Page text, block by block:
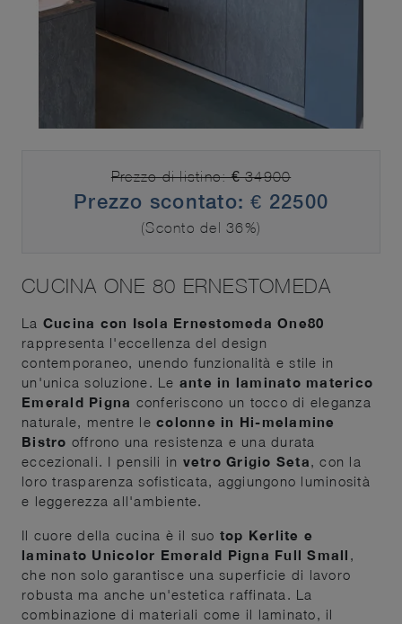
Prezzo di listino: € 34900
Prezzo scontato: € 22500
(Sconto del 36%)
CUCINA ONE 80 ERNESTOMEDA
La Cucina con Isola Ernestomeda One80
rappresenta l'eccellenza del design
contemporaneo, unendo funzionalità e stile in
un'unica soluzione. Le ante in laminato materico
Emerald Pigna conferiscono un tocco di eleganza
naturale, mentre le colonne in Hi-melamine
Bistro offrono una resistenza e una durata
eccezionali. I pensili in vetro Grigio Seta, con la
loro trasparenza sofisticata, aggiungono luminosità
e leggerezza all'ambiente.
Il cuore della cucina è il suo top Kerlite e
laminato Unicolor Emerald Pigna Full Small ,
che non solo garantisce una superficie di lavoro
robusta ma anche un'estetica raffinata. La
combinazione di materiali come il laminato, il